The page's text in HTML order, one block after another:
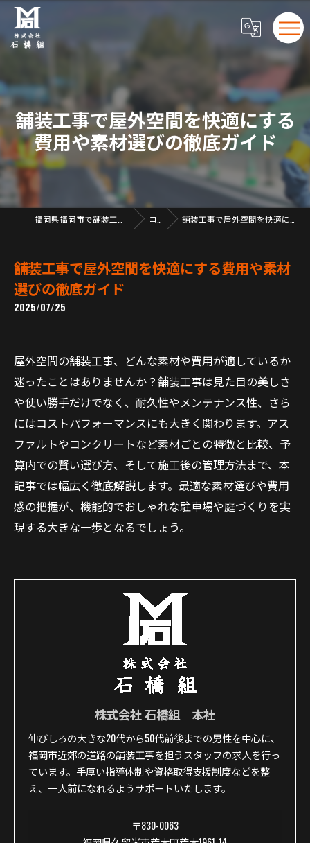
舗装工事で屋外空間を快適にする
費用や素材選びの徹底ガイド
コラム 舗装工事で屋外空間を快適にする費用や素材選びの徹底ガイド
舗装工事で屋外空間を快適にする費用や素材
選びの徹底ガイド
2025/07/25
屋外空間の舗装工事、どんな素材や費用が適しているか
迷ったことはありませんか？舗装工事は見た目の美しさ
や使い勝手だけでなく、耐久性やメンテナンス性、さら
にはコストパフォーマンスにも大きく関わります。アス
ファルトやコンクリートなど素材ごとの特徴と比較、予
算内での賢い選び方、そして施工後の管理方法まで、本
記事では幅広く徹底解説します。最適な素材選びや費用
感の把握が、機能的でおしゃれな駐車場や庭づくりを実
現する大きな一歩となるでしょう。
株式会社 石橋組 本社
伸びしろの大きな20代から50代前後までの男性を中心に、
福岡市近郊の道路の舗装工事を担うスタッフの求人を行っ
ています。手厚い指導体制や資格取得支援制度などを整
え、一人前になれるようサポートいたします。
〒830-0063